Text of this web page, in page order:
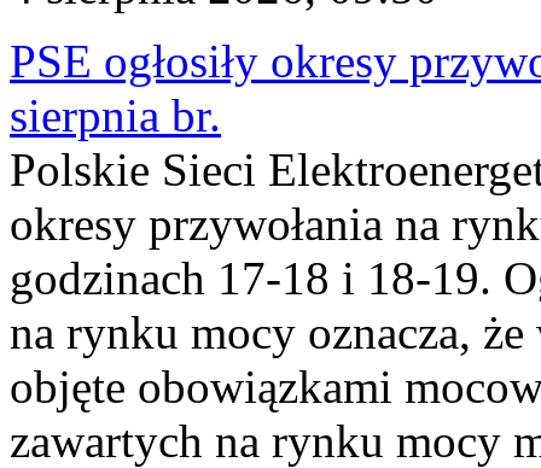
PSE ogłosiły okresy
sierpnia br.
Polskie Sieci
okresy przywołania na
godzinach 17-18 i 18-19.
na rynku mocy oznacza,
objęte obowiązkami
zawartych na rynku mocy